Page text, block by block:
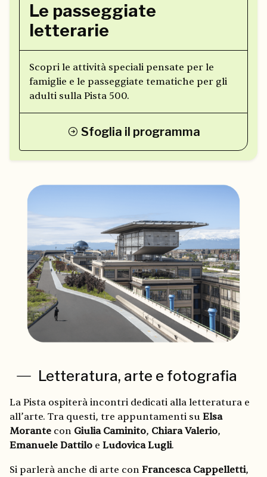
Le passeggiate
letterarie
Scopri le attività speciali pensate per le
famiglie e le passeggiate tematiche per gli
adulti sulla Pista 500.
Sfoglia il programma
Letteratura, arte e fotografia
La Pista ospiterà incontri dedicati alla letteratura e
all’arte. Tra questi, tre appuntamenti su Elsa
Morante con Giulia Caminito, Chiara Valerio,
Emanuele Dattilo e Ludovica Lugli.
Si parlerà anche di arte con Francesca Cappelletti,